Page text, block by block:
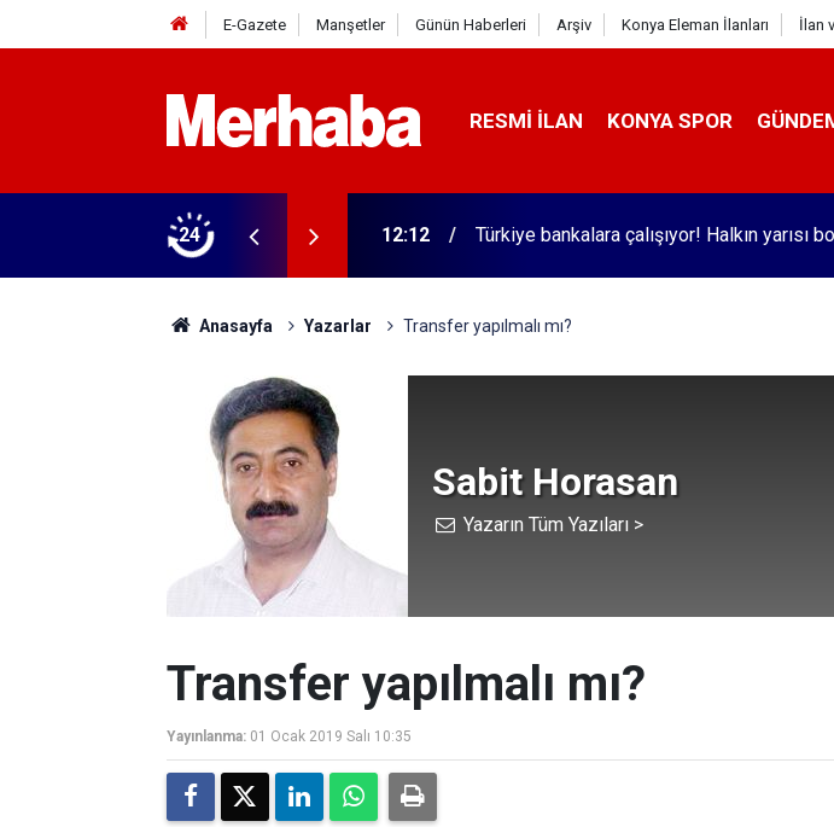
E-Gazete Manşetler Günün Haberleri Arşiv Konya Eleman İlanları İlan
RESMI İLAN KONYA SPOR
24 12:12 Türkiye bankalara çalışıyor! Halkın yarısı
Anasayfa Yazarlar Transfer yapılmalı mı?
Sabit Horasan
Yazarın Tüm Yazıları >
Transfer yapılmalı mı?
Yayınlanma: 01 Ocak 2019 Salı 10:35